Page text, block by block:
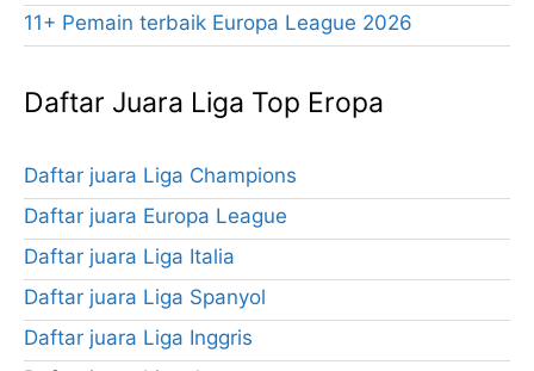
11+ Pemain terbaik Europa League 2026
Daftar Juara Liga Top Eropa
Daftar juara Liga Champions
Daftar juara Europa League
Daftar juara Liga Italia
Daftar juara Liga Spanyol
Daftar juara Liga Inggris